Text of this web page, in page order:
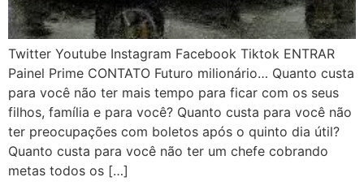
Twitter Youtube Instagram Facebook Tiktok ENTRAR
Painel Prime CONTATO Futuro milionário… Quanto custa
para você não ter mais tempo para ficar com os seus
filhos, família e para você? Quanto custa para você não
ter preocupações com boletos após o quinto dia útil?
Quanto custa para você não ter um chefe cobrando
metas todos os […]